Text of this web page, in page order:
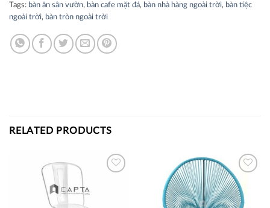
Tags: bàn ăn sân vườn, bàn cafe mặt đá, bàn nhà hàng ngoài trời, bàn tiệc
ngoài trời, bàn tròn ngoài trời
RELATED PRODUCTS
Thích